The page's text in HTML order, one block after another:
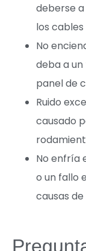
deberse
los
No
deba a
panel de
Ruido
causado
No enfría
o un fallo
causas